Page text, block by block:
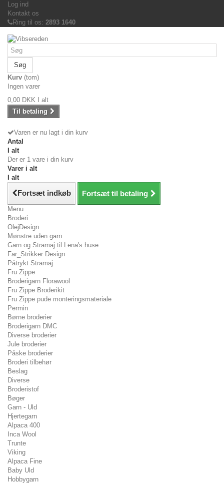
Log ind
Kontakt os
Ring til os: 2893 1640
Søg
Kurv (tom)
Ingen varer
0,00 DKK
I alt
Til betaling
Varen er nu lagt i din kurv
Antal
I alt
Der er 1 vare i din kurv
Varer i alt
I alt
Fortsæt indkøb Fortsæt til betaling
Menu
Broderi
OlejDesign
Mønstre uden garn
Garn og Stramaj til Lena's huse
Far_Strikker Design
Påtrykt Stramaj
Fru Zippe
Broderigarn Florawool
Fru Zippe Broderikit
Fru Zippe pude monteringsmateriale
Permin
Børne broderier
Broderigarn DMC
Diverse broderier
Jule broderier
Påske broderier
Broderi tilbehør
Beslag
Diverse
Broderistof
Bøger
Garn - Uld
Hjertegarn
Alpaca 400
Inca Wool
Trunte
Viking
Alpaca Fine
Baby Uld
Hobbygarn